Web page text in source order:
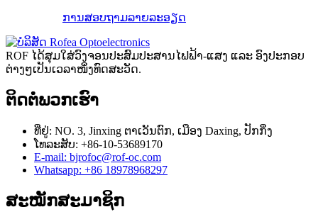
ການສອບຖາມລາຍລະອຽດ
ROF ໄດ້ສຸມໃສ່ວົງຈອນປະສົມປະສານໄຟຟ້າ-ແສງ ແລະ ອົງປະກອບ
ຕ່າງໆເປັນເວລາໜຶ່ງທົດສະວັດ.
ຕິດຕໍ່ພວກເຮົາ
ທີ່ຢູ່: NO. 3, Jinxing ຕາ​ເວັນ​ຕົກ​, ເມືອງ Daxing​, ປັກ​ກິ່ງ​
ໂທລະສັບ: +86-10-53689170
E-mail: bjrofoc@rof-oc.com
Whatsapp: +86 18978968297
ສະໝັກສະມາຊິກ